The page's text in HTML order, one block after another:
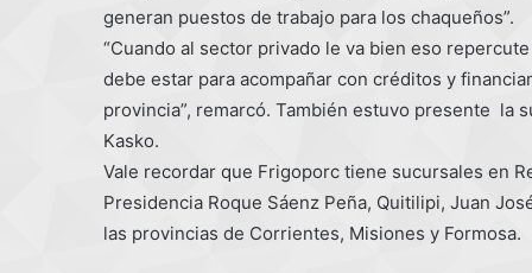
generan puestos de trabajo para los chaqueños”.
“Cuando al sector privado le va bien eso
debe estar para acompañar con créditos y
provincia”, remarcó. También estuvo presente la
Kasko.
Vale recordar que Frigoporc tiene sucursales en
Presidencia Roque Sáenz Peña, Quitilipi, Juan
las provincias de Corrientes, Misiones y Formosa.